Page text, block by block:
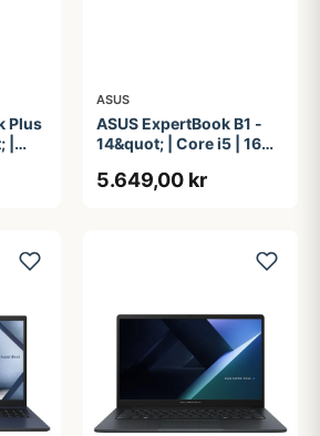
Plus
ASUS
ASUS ExpertBook B1 -
14&quot; | Core i5 | 16GB
5.649,00 kr